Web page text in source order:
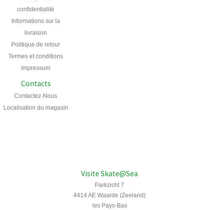
confidentialité
Informations sur la
livraison
Politique de retour
Termes et conditions
Impressum
Contacts
Contactez-Nous
Localisation du magasin
Visite Skate@Sea
Parkzicht 7
4414 AE Waarde (Zeeland)
les Pays-Bas